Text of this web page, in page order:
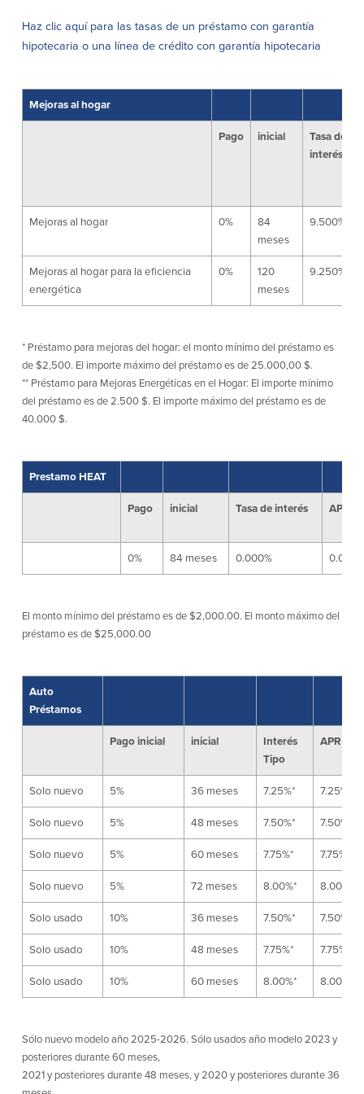
Empresas
para Empresas
(Business Checking)
Cuentas de cheques para
Municipalidades y Organizaciones
IOLTA
Cuenta empresarial de Acceso al
mercado monetario (Business Money
Planes de retiro
Préstamos comerciales
Oficina de préstamos en Providence
Préstamos y líneas para negocios
Colaboraciones para el desarrollo
de negocios
Soluciones para la gestión de
efectivo
iBanking
Tarjeta de débito BusinessCard® de
Acerca de nosotros
hipotecas
Carreras
Políticas
Política de privacidad
Declaración de exoneración
Recursos
Seguridad
Seguridad
Programa de concientización del
Recursos
Comunitaria
Comunitaria
Ley de reinversión comunitaria
Programas educativos
Haz clic aquí para las tasas de un préstamo con garantía
hipotecaria o una línea de crédito con garantía hipotecaria
Mejoras al hogar
Pago inicial
Tasa de
interés
Mejoras al hogar 0%
84
meses
9.500%*
Mejoras al hogar para la eficiencia
energética
0%
120
meses
9.250% **
* Préstamo para mejoras del hogar: el monto mínimo del préstamo es
de $2,500. El importe máximo del préstamo es de 25.000,00 $.
** Préstamo para Mejoras Energéticas en el Hogar: El importe mínimo
del préstamo es de 2.500 $. El importe máximo del préstamo es de
40.000 $.
Prestamo HEAT
Pago inicial Tasa de interés APR
0% 84 meses 0.000%
El monto mínimo del préstamo es de $2,000.00. El monto máximo del
préstamo es de $25,000.00
Auto
Préstamos
Pago inicial inicial
Interés
Tipo
APR
Solo nuevo 5% 36 meses 7.25%* 7.25%
Solo nuevo 5% 48 meses 7.50%* 7.50%
Solo nuevo 5% 60 meses 7.75%* 7.75%
Solo nuevo 5% 72 meses 8.00%* 8.00%
Solo usado 10% 36 meses 7.50%* 7.50%
Solo usado 10% 48 meses 7.75%* 7.75%
Solo usado 10% 60 meses 8.00%* 8.00%
Sólo nuevo modelo año 2025-2026. Sólo usados año modelo 2023 y
posteriores durante 60 meses,
2021 y posteriores durante 48 meses, y 2020 y posteriores durante 36